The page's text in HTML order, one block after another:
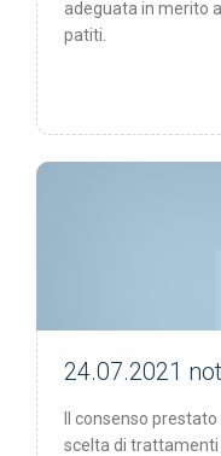
adeguata in merito
patiti.
not free
24.07.2021
Il consenso
scelta di